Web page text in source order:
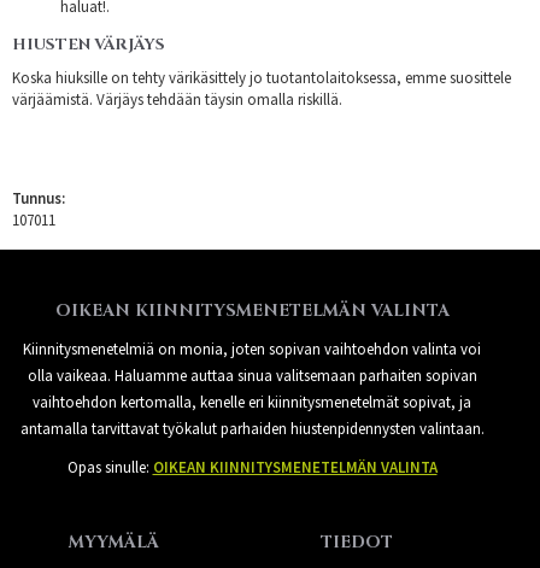
haluat!.
HIUSTEN VÄRJÄYS
Koska hiuksille on tehty värikäsittely jo tuotantolaitoksessa, emme suosittele
värjäämistä. Värjäys tehdään täysin omalla riskillä.
Tunnus:
107011
OIKEAN KIINNITYSMENETELMÄN VALINTA
Kiinnitysmenetelmiä on monia, joten sopivan vaihtoehdon valinta voi
olla vaikeaa. Haluamme auttaa sinua valitsemaan parhaiten sopivan
vaihtoehdon kertomalla, kenelle eri kiinnitysmenetelmät sopivat, ja
antamalla tarvittavat työkalut parhaiden hiustenpidennysten valintaan.
Opas sinulle: OIKEAN KIINNITYSMENETELMÄN VALINTA
MYYMÄLÄ TIEDOT